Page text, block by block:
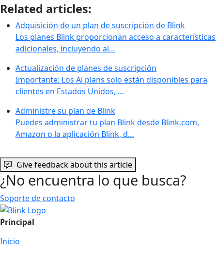
Related articles:
Adquisición de un plan de suscripción de Blink
Los planes Blink proporcionan acceso a características
adicionales, incluyendo al…
Actualización de planes de suscripción
Importante: Los Ai plans solo están disponibles para
clientes en Estados Unidos, …
Administre su plan de Blink
Puedes administrar tu plan Blink desde Blink.com,
Amazon o la aplicación Blink, d…
Give feedback about this article
¿No encuentra lo que busca?
Soporte de contacto
Principal
Inicio